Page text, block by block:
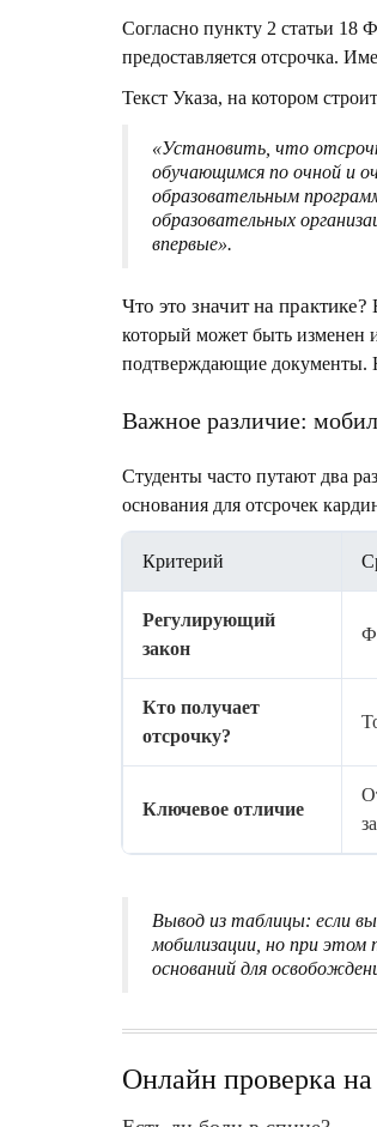
Согласно пункту 2 статьи 18
предоставляется отсрочка.
Текст Указа, на котором
«Установить, что
обучающимся по очной и
образовательным
образовательных
впервые».
Что это значит на практике?
который может быть изменен
подтверждающие документы.
Важное различие:
Студенты часто путают два
основания для отсрочек
Критерий
Регулирующий
закон
Кто получает
отсрочку?
Ключевое отличие
Вывод из таблицы: если
мобилизации, но при этом
оснований для
Онлайн проверка